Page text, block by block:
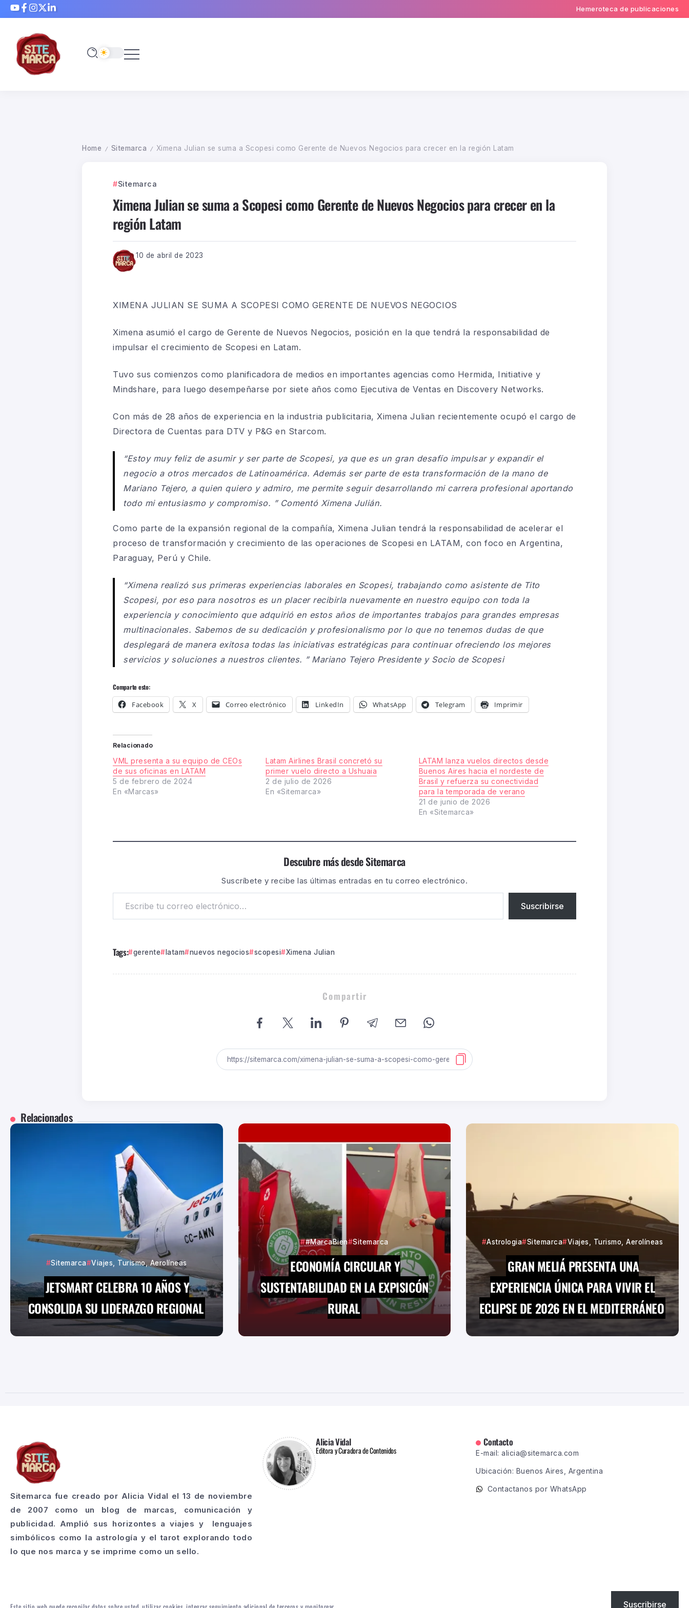
Hemeroteca de publicaciones
Home / Sitemarca / Ximena Julian se suma a Scopesi como Gerente de Nuevos Negocios para crecer en la región Latam
Sitemarca
Ximena Julian se suma a Scopesi como Gerente de Nuevos Negocios para crecer en la
región Latam
10 de abril de 2023
XIMENA JULIAN SE SUMA A SCOPESI COMO GERENTE DE NUEVOS NEGOCIOS
Ximena asumió el cargo de Gerente de Nuevos Negocios, posición en la que tendrá la responsabilidad de
impulsar el crecimiento de Scopesi en Latam.
Tuvo sus comienzos como planificadora de medios en importantes agencias como Hermida, Initiative y
Mindshare, para luego desempeñarse por siete años como Ejecutiva de Ventas en Discovery Networks.
Con más de 28 años de experiencia en la industria publicitaria, Ximena Julian recientemente ocupó el cargo de
Directora de Cuentas para DTV y P&G en Starcom.
“Estoy muy feliz de asumir y ser parte de Scopesi, ya que es un gran desafío impulsar y expandirel
negocio a otros mercados de Latinoamérica. Además ser parte de esta transformación de la mano de
MarianoTejero, a quien quiero y admiro, me permite seguir desarrollando mi carrera profesional aportando
todo mi entusiasmo y compromiso. ” Comentó Ximena Julián.
Como parte de la expansión regional de la compañía, Ximena Julian tendrá la responsabilidad de acelerar el
proceso de transformación y crecimiento de las operaciones de Scopesi en LATAM, con foco en Argentina,
Paraguay, Perú y Chile.
“Ximena realizó sus primeras experiencias laborales en Scopesi, trabajando como asistente de Tito
Scopesi, por esopara nosotros es un placer recibirla nuevamente en nuestro equipo con toda la
experiencia y conocimiento que adquirióen estos años de importantes trabajos para grandes empresas
multinacionales. Sabemos de su dedicación y profesionalismo por lo que no tenemos dudas de que
desplegará de manera exitosa todas las iniciativas estratégicas para continuar ofreciendo los mejores
servicios y soluciones a nuestros clientes. ” Mariano TejeroPresidente y Socio de Scopesi
Comparte esto:
Facebook X Correo electrónico LinkedIn WhatsApp Telegram Imprimir
Relacionado
VML presenta a su equipo de CEOs
de sus oficinas en LATAM
5 de febrero de 2024
En «Marcas»
Latam Airlines Brasil concretó su
primer vuelo directo a Ushuaia
2 de julio de 2026
En «Sitemarca»
LATAM lanza vuelos directos desde
Buenos Aires hacia el nordeste de
Brasil y refuerza su conectividad
para la temporada de verano
21 de junio de 2026
En «Sitemarca»
Descubre más desde Sitemarca
Suscríbete y recibe las últimas entradas en tu correo electrónico.
Suscribirse
Tags: gerente latam nuevos negocios scopesi Ximena Julian
Compartir
Relacionados
Sitemarca Viajes, Turismo, Aerolíneas
JETSMART CELEBRA 10 AÑOS Y
CONSOLIDA SU LIDERAZGO REGIONAL
#MarcaBien Sitemarca
ECONOMÍA CIRCULAR Y
SUSTENTABILIDAD EN LA EXPISICÓN
RURAL
Astrologia Sitemarca Viajes, Turismo, Aerolíneas
GRAN MELIÁ PRESENTA UNA
EXPERIENCIA ÚNICA PARA VIVIR EL
ECLIPSE DE 2026 EN EL MEDITERRÁNEO
Sitemarca fue creado por Alicia Vidal el 13 de noviembre
de 2007 como un blog de marcas, comunicación y
publicidad. Amplió sus horizontes a viajes y lenguajes
simbólicos como la astrología y el tarot explorando todo
lo que nos marca y se imprime como un sello.
Alicia Vidal
Editora y Curadora de Contenidos
Contacto
E-mail: alicia@sitemarca.com
Ubicación: Buenos Aires, Argentina
Contactanos por WhatsApp
Suscribirse